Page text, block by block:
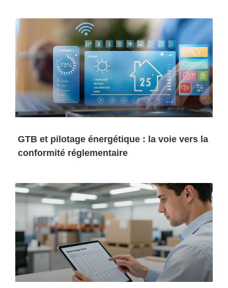
GTB et pilotage énergétique : la voie vers la
conformité réglementaire